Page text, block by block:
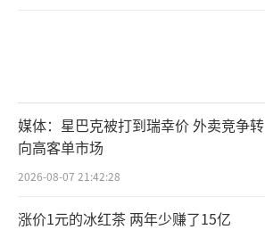
媒体：星巴克被打到瑞幸价 外卖竞争转
向高客单市场
2026-08-07 21:42:28
涨价1元的冰红茶 两年少赚了15亿